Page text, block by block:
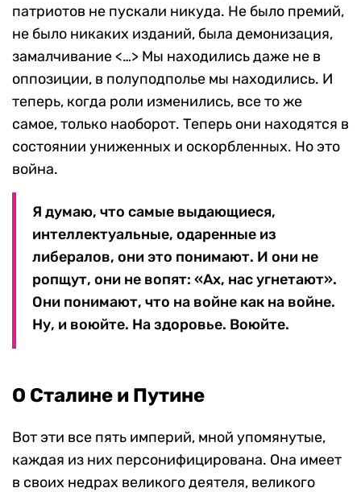
патриотов не пускали никуда. Не было премий,
не было никаких изданий, была демонизация,
замалчивание <…> Мы находились даже не в
оппозиции, в полуподполье мы находились. И
теперь, когда роли изменились, все то же
самое, только наоборот. Теперь они находятся в
состоянии униженных и оскорбленных. Но это
война.
Я думаю, что самые выдающиеся,
интеллектуальные, одаренные из
либералов, они это понимают. И они не
ропщут, они не вопят: «Ах, нас угнетают».
Они понимают, что на войне как на войне.
Ну, и воюйте. На здоровье. Воюйте.
О Сталине и Путине
Вот эти все пять империй, мной упомянутые,
каждая из них персонифицирована. Она имеет
в своих недрах великого деятеля, великого